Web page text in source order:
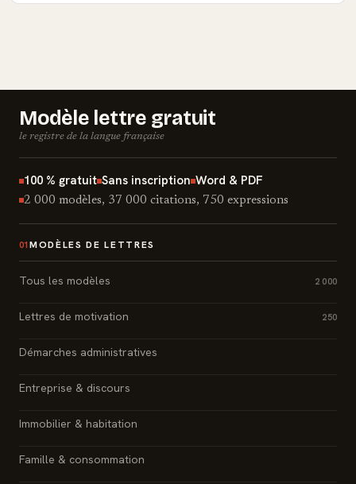
Modèle lettre gratuit
le registre de la langue française
100 % gratuit Sans inscription Word & PDF
2 000 modèles, 37 000 citations, 750 expressions
01 MODÈLES DE LETTRES
Tous les modèles 2 000
Lettres de motivation 250
Démarches administratives
Entreprise & discours
Immobilier & habitation
Famille & consommation